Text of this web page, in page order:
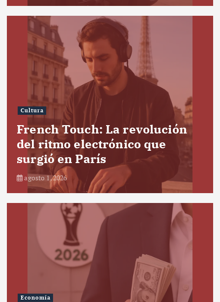
Cultura
French Touch: La revolución
del ritmo electrónico que
surgió en París
agosto 1, 2026
Economía